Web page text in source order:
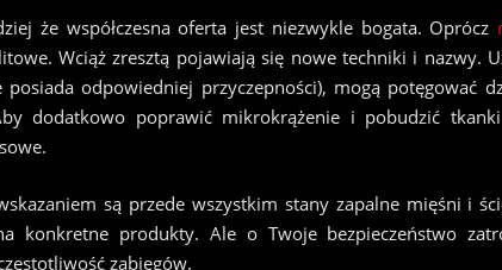
że współczesna oferta jest niezwykle bogata. Oprócz
Wciąż zresztą pojawiają się nowe techniki i nazwy.
odpowiedniej przyczepności), mogą potęgować
dodatkowo poprawić mikrokrążenie i pobudzić
są przede wszystkim stany zapalne mięśni i
konkretne produkty. Ale o Twoje bezpieczeństwo
zabiegów.